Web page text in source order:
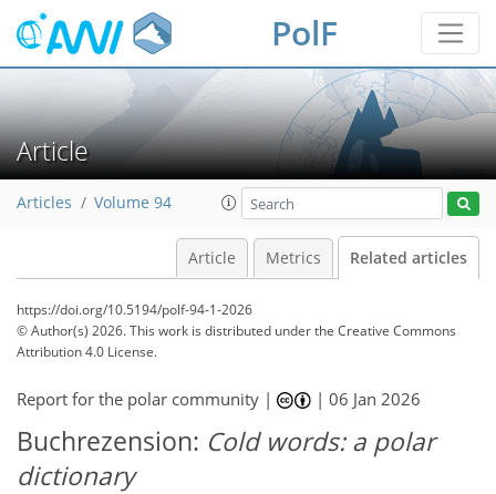
PolF
Article
Articles Volume 94
Article Metrics Related articles
https://doi.org/10.5194/polf-94-1-2026
© Author(s) 2026. This work is distributed underthe Creative Commons
Attribution 4.0 License.
Report for the polar community | |06 Jan 2026
Buchrezension: Cold words: a polar
dictionary